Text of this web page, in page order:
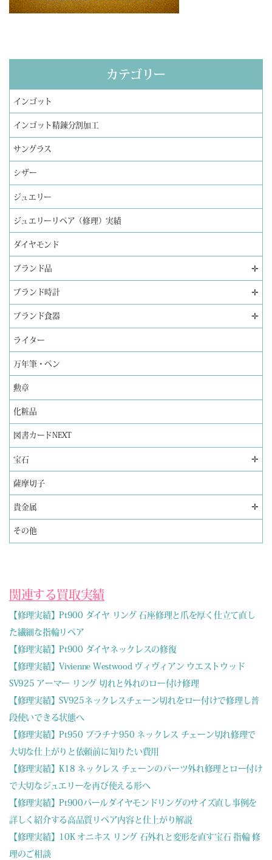
カテゴリー
インゴット
インゴット精錬分割加工
サングラス
シザー
ジュエリー
ジュエリーリペア（修理）実績
ダイヤモンド
ブランド品 ✛
ブランド時計 ✛
ブランド食器 ✛
ライター
万年筆・ペン
勲章
化粧品
図書カードNEXT
宝石 ✛
薩摩切子
貴金属 ✛
その他
関連する買取実績
【修理実績】Pt900 ダイヤ リング 石座修理と爪を厚く仕立て直し
た繊細な指輪リペア
【修理実績】Pt900 ダイヤネックレスの修復
【修理実績】Vivienne Westwood ヴィヴィアン ウエストウッド
SV925 アーマー リング 切れと外れのロー付け修理
【修理実績】SV925ネックレスチェーン切れをロー付けで修理し普
段使いできる状態へ
【修理実績】Pt950 プラチナ950 ネックレス チェーン切れ修理で
大切な仕上がりと依頼前に知りたい費用
【修理実績】K18 ネックレス チェーンのパーツ外れ修理とロー付け
で大切なジュエリーを再び使える形へ
【修理実績】Pt900パールダイヤモンドリングのサイズ直し事例を
詳しく紹介する高品質リペア内容と仕上がり解説
【修理実績】10K オニキス リング 石外れと変形を直す宝石 指輪 修
理のご相談